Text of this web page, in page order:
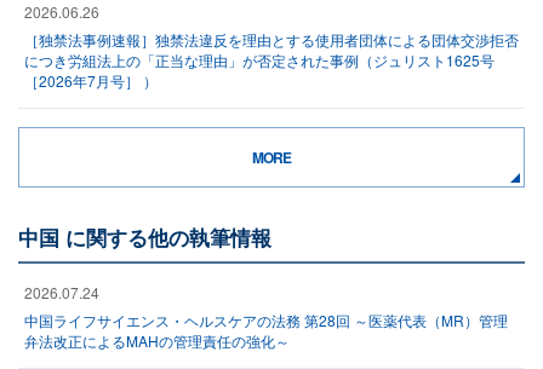
2026.06.26
［独禁法事例速報］独禁法違反を理由とする使用者団体による団体交渉拒否
につき労組法上の「正当な理由」が否定された事例（ジュリスト1625号
［2026年7月号］ ）
MORE
中国 に関する他の執筆情報
2026.07.24
中国ライフサイエンス・ヘルスケアの法務 第28回 ～医薬代表（MR）管理
弁法改正によるMAHの管理責任の強化～